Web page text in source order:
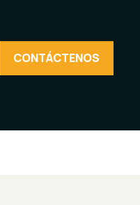
CONTÁCTENOS